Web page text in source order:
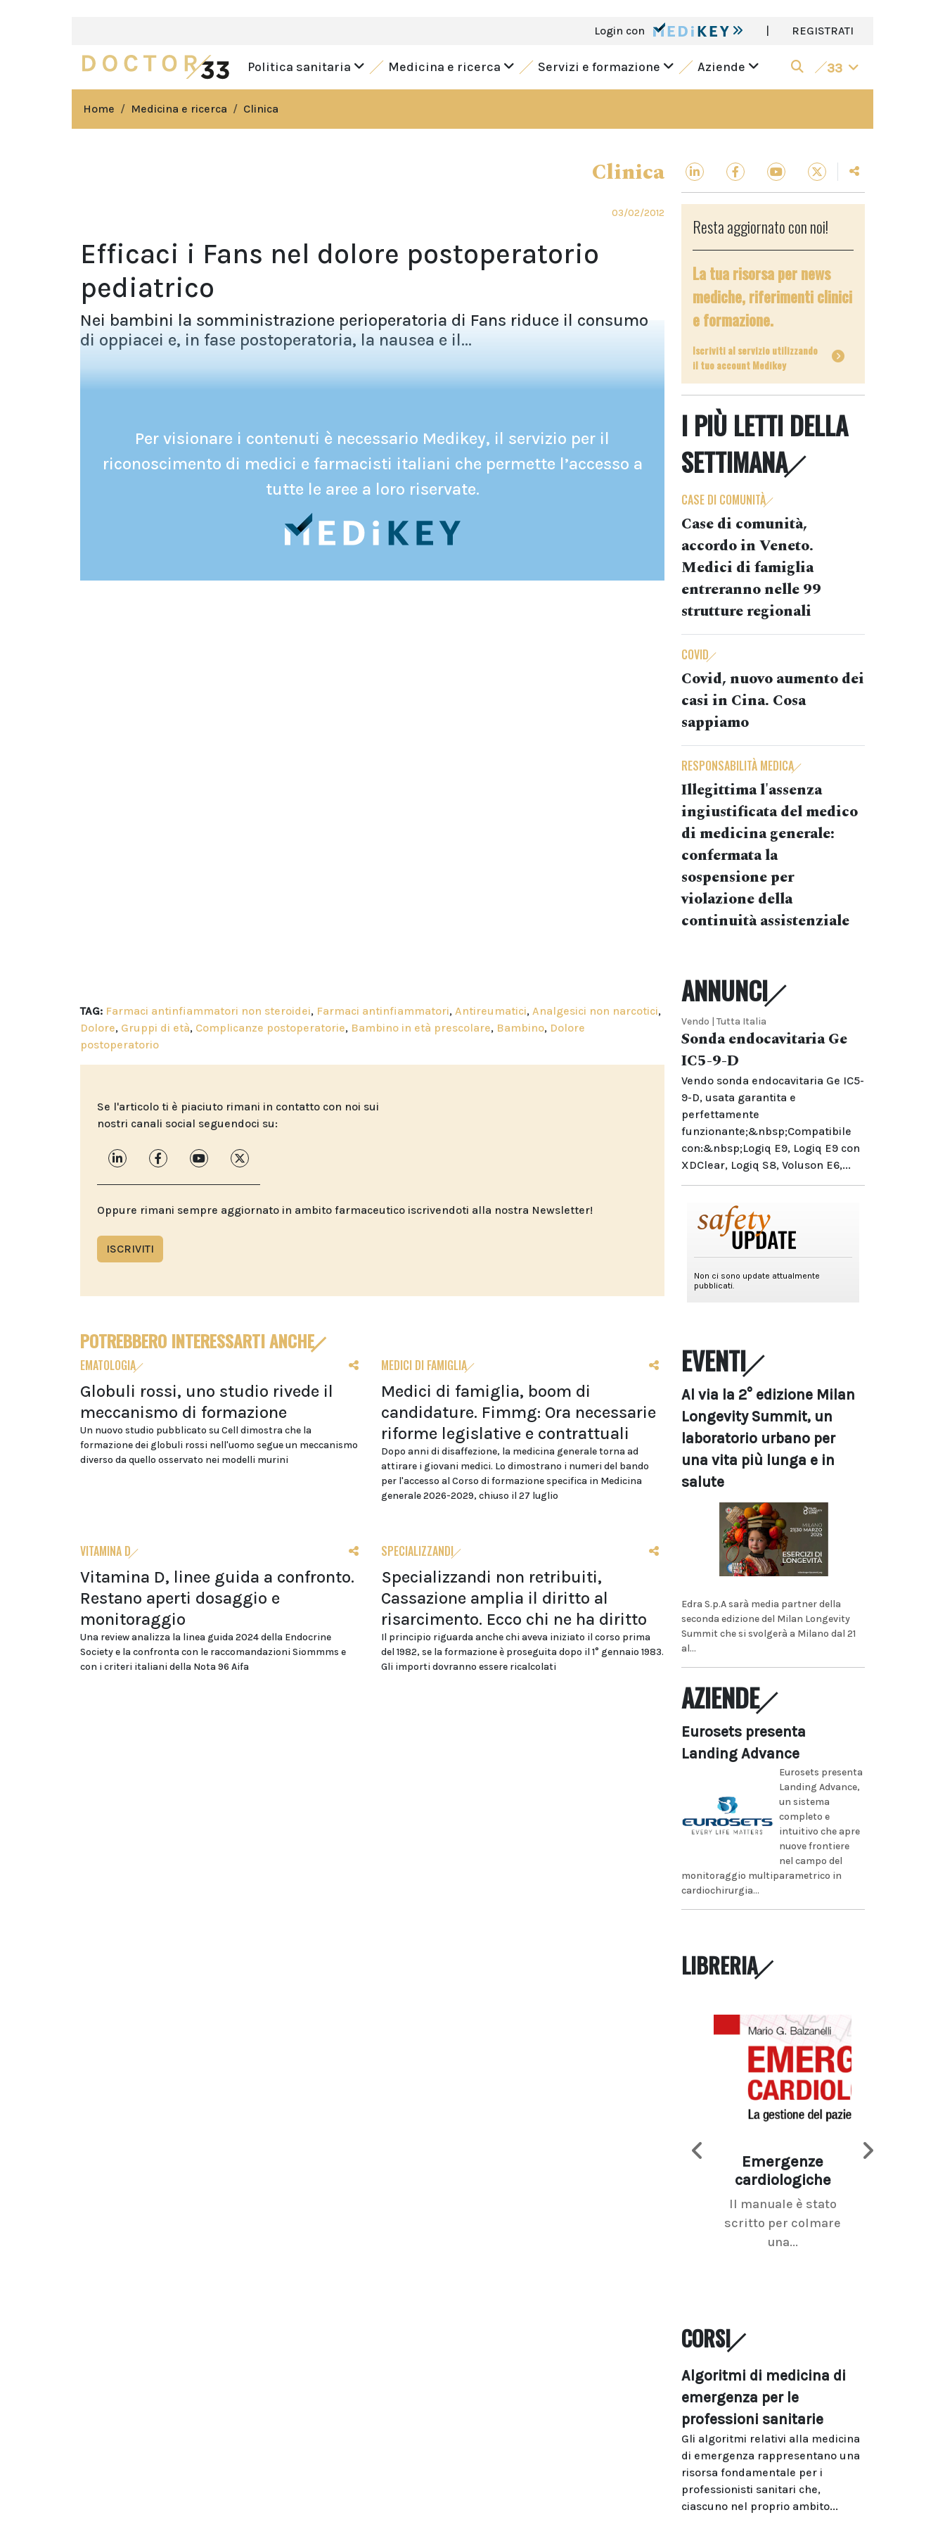
Login con | REGISTRATI
Politica sanitaria Medicina e ricerca Servizi e formazione Aziende 33
Home Medicina e ricerca Clinica
Clinica
03/02/2012
Efficaci i Fans nel dolore postoperatorio
pediatrico
Nei bambini la somministrazione perioperatoria di Fans riduce il consumo
di oppiacei e, in fase postoperatoria, la nausea e il...
Per visionare i contenuti è necessario Medikey, il servizio per il
riconoscimento di medici e farmacisti italiani che permette l’accesso a
tutte le aree a loro riservate.
TAG: Farmaci antinfiammatori non steroidei, Farmaci antinfiammatori, Antireumatici, Analgesici non narcotici,
Dolore, Gruppi di età, Complicanze postoperatorie, Bambino in età prescolare, Bambino, Dolore
postoperatorio
Se l'articolo ti è piaciuto rimani in contatto con noi sui
nostri canali social seguendoci su:
Oppure rimani sempre aggiornato in ambito farmaceutico iscrivendoti alla nostra Newsletter!
ISCRIVITI
POTREBBERO INTERESSARTI ANCHE
EMATOLOGIA
Globuli rossi, uno studio rivede il
meccanismo di formazione
Un nuovo studio pubblicato su Cell dimostra che la
formazione dei globuli rossi nell'uomo segue un meccanismo
diverso da quello osservato nei modelli murini
MEDICI DI FAMIGLIA
Medici di famiglia, boom di
candidature. Fimmg: Ora necessarie
riforme legislative e contrattuali
Dopo anni di disaffezione, la medicina generale torna ad
attirare i giovani medici. Lo dimostrano i numeri del bando
per l'accesso al Corso di formazione specifica in Medicina
generale 2026-2029, chiuso il 27 luglio
VITAMINA D
Vitamina D, linee guida a confronto.
Restano aperti dosaggio e
monitoraggio
Una review analizza la linea guida 2024 della Endocrine
Society e la confronta con le raccomandazioni Siommms e
con i criteri italiani della Nota 96 Aifa
SPECIALIZZANDI
Specializzandi non retribuiti,
Cassazione amplia il diritto al
risarcimento. Ecco chi ne ha diritto
Il principio riguarda anche chi aveva iniziato il corso prima
del 1982, se la formazione è proseguita dopo il 1° gennaio 1983.
Gli importi dovranno essere ricalcolati
Resta aggiornato con noi!
La tua risorsa per news
mediche, riferimenti clinici
e formazione.
Iscriviti al servizio utilizzando
il tuo account Medikey
I PIÙ LETTI DELLA
SETTIMANA
CASE DI COMUNITÀ
Case di comunità,
accordo in Veneto.
Medici di famiglia
entreranno nelle 99
strutture regionali
COVID
Covid, nuovo aumento dei
casi in Cina. Cosa
sappiamo
RESPONSABILITÀ MEDICA
Illegittima l'assenza
ingiustificata del medico
di medicina generale:
confermata la
sospensione per
violazione della
continuità assistenziale
ANNUNCI
Vendo | Tutta Italia
Sonda endocavitaria Ge
IC5-9-D
Vendo sonda endocavitaria Ge IC5-
9-D, usata garantita e
perfettamente
funzionante;&nbsp;Compatibile
con:&nbsp;Logiq E9, Logiq E9 con
XDClear, Logiq S8, Voluson E6,...
EVENTI
Al via la 2° edizione Milan
Longevity Summit, un
laboratorio urbano per
una vita più lunga e in
salute
Edra S.p.A sarà media partner della
seconda edizione del Milan Longevity
Summit che si svolgerà a Milano dal 21
al...
AZIENDE
Eurosets presenta
Landing Advance
Eurosets presenta
Landing Advance,
un sistema
completo e
intuitivo che apre
nuove frontiere
nel campo del
monitoraggio multiparametrico in
cardiochirurgia...
LIBRERIA
Emergenze
cardiologiche
Il manuale è stato
scritto per colmare
una...
CORSI
Algoritmi di medicina di
emergenza per le
professioni sanitarie
Gli algoritmi relativi alla medicina
di emergenza rappresentano una
risorsa fondamentale per i
professionisti sanitari che,
ciascuno nel proprio ambito...